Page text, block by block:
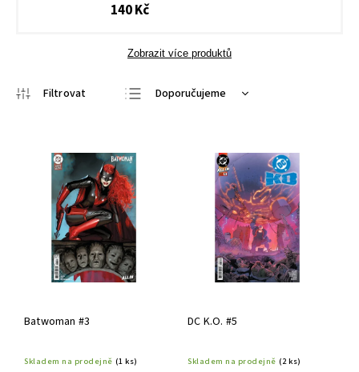
140 Kč
Zobrazit více produktů
Doporučujeme
Nejprodávanější
Batwoman #3
Skladem na prodejně (1 ks)
DC K.O. #5
Skladem na prodejně (2 ks)